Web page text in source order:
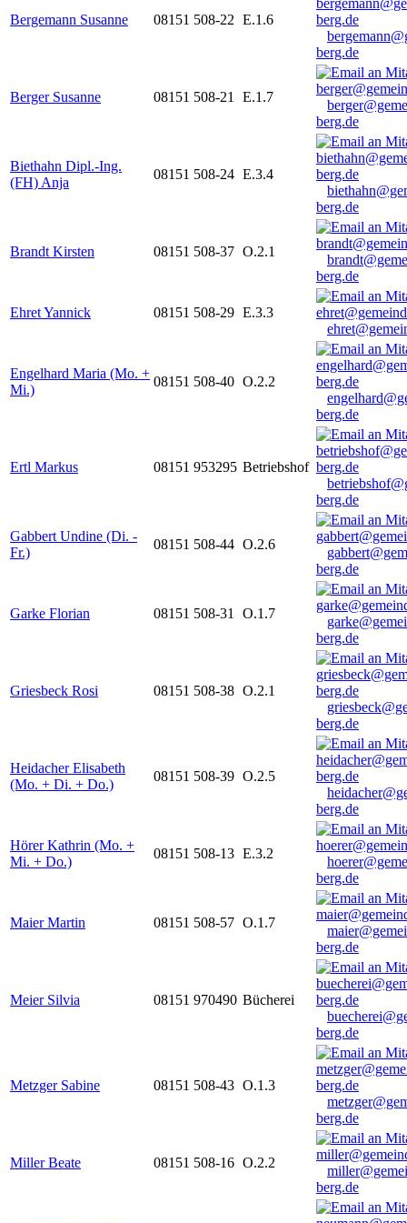
Bergemann Susanne 08151 508-22 E.1.6
berg.de
Berger Susanne 08151 508-21 E.1.7
berg.de
Biethahn Dipl.-Ing.
(FH) Anja
08151 508-24 E.3.4
berg.de
Brandt Kirsten 08151 508-37 O.2.1
berg.de
Ehret Yannick 08151 508-29 E.3.3
Engelhard Maria (Mo. +
Mi.)
08151 508-40 O.2.2
berg.de
Ertl Markus 08151 953295 Betriebshof
berg.de
Gabbert Undine (Di. -
Fr.)
08151 508-44 O.2.6
berg.de
Garke Florian 08151 508-31 O.1.7
berg.de
Griesbeck Rosi 08151 508-38 O.2.1
berg.de
Heidacher Elisabeth
(Mo. + Di. + Do.)
08151 508-39 O.2.5
berg.de
Hörer Kathrin (Mo. +
Mi. + Do.)
08151 508-13 E.3.2
berg.de
Maier Martin 08151 508-57 O.1.7
berg.de
Meier Silvia 08151 970490 Bücherei
berg.de
Metzger Sabine 08151 508-43 O.1.3
berg.de
Miller Beate 08151 508-16 O.2.2
berg.de